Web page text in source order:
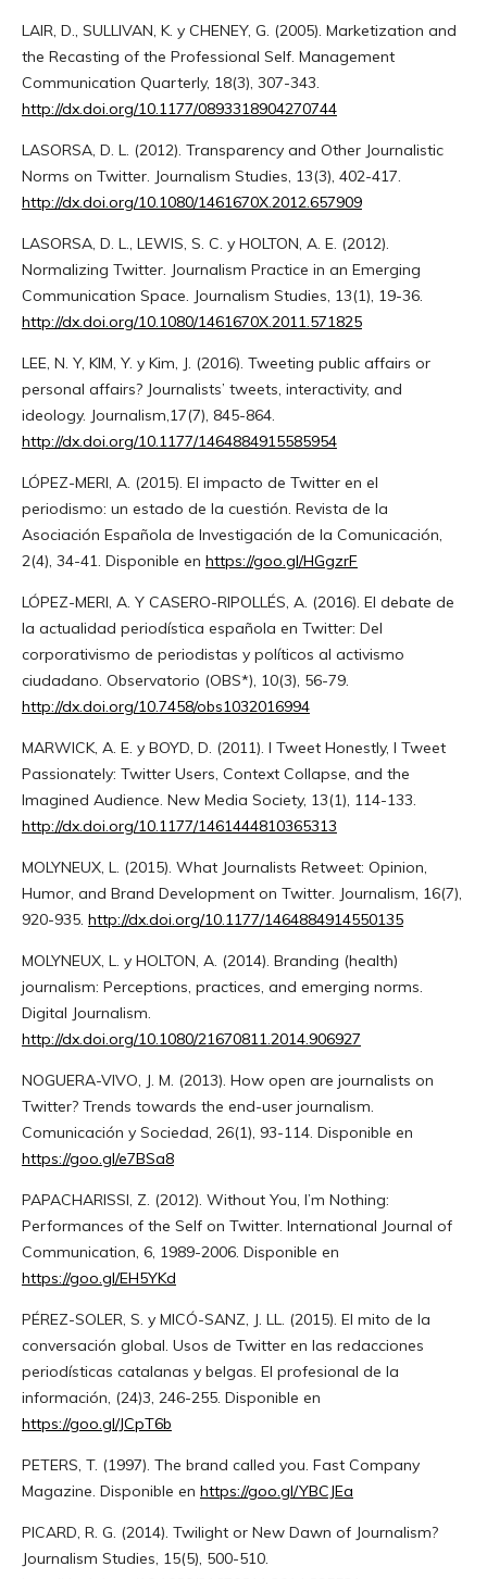
LAIR, D., SULLIVAN, K. y CHENEY, G. (2005). Marketization and
the Recasting of the Professional Self. Management
Communication Quarterly, 18(3), 307-343.
http://dx.doi.org/10.1177/0893318904270744
LASORSA, D. L. (2012). Transparency and Other Journalistic
Norms on Twitter. Journalism Studies, 13(3), 402-417.
http://dx.doi.org/10.1080/1461670X.2012.657909
LASORSA, D. L., LEWIS, S. C. y HOLTON, A. E. (2012).
Normalizing Twitter. Journalism Practice in an Emerging
Communication Space. Journalism Studies, 13(1), 19-36.
http://dx.doi.org/10.1080/1461670X.2011.571825
LEE, N. Y, KIM, Y. y Kim, J. (2016). Tweeting public affairs or
personal affairs? Journalists’ tweets, interactivity, and
ideology. Journalism,17(7), 845-864.
http://dx.doi.org/10.1177/1464884915585954
LÓPEZ-MERI, A. (2015). El impacto de Twitter en el
periodismo: un estado de la cuestión. Revista de la
Asociación Española de Investigación de la Comunicación,
2(4), 34-41. Disponible en https://goo.gl/HGgzrF
LÓPEZ-MERI, A. Y CASERO-RIPOLLÉS, A. (2016). El debate de
la actualidad periodística española en Twitter: Del
corporativismo de periodistas y políticos al activismo
ciudadano. Observatorio (OBS*), 10(3), 56-79.
http://dx.doi.org/10.7458/obs1032016994
MARWICK, A. E. y BOYD, D. (2011). I Tweet Honestly, I Tweet
Passionately: Twitter Users, Context Collapse, and the
Imagined Audience. New Media Society, 13(1), 114-133.
http://dx.doi.org/10.1177/1461444810365313
MOLYNEUX, L. (2015). What Journalists Retweet: Opinion,
Humor, and Brand Development on Twitter. Journalism, 16(7),
920-935. http://dx.doi.org/10.1177/1464884914550135
MOLYNEUX, L. y HOLTON, A. (2014). Branding (health)
journalism: Perceptions, practices, and emerging norms.
Digital Journalism.
http://dx.doi.org/10.1080/21670811.2014.906927
NOGUERA-VIVO, J. M. (2013). How open are journalists on
Twitter? Trends towards the end-user journalism.
Comunicación y Sociedad, 26(1), 93-114. Disponible en
https://goo.gl/e7BSa8
PAPACHARISSI, Z. (2012). Without You, I’m Nothing:
Performances of the Self on Twitter. International Journal of
Communication, 6, 1989-2006. Disponible en
https://goo.gl/EH5YKd
PÉREZ-SOLER, S. y MICÓ-SANZ, J. LL. (2015). El mito de la
conversación global. Usos de Twitter en las redacciones
periodísticas catalanas y belgas. El profesional de la
información, (24)3, 246-255. Disponible en
https://goo.gl/JCpT6b
PETERS, T. (1997). The brand called you. Fast Company
Magazine. Disponible en https://goo.gl/YBCJEa
PICARD, R. G. (2014). Twilight or New Dawn of Journalism?
Journalism Studies, 15(5), 500-510.